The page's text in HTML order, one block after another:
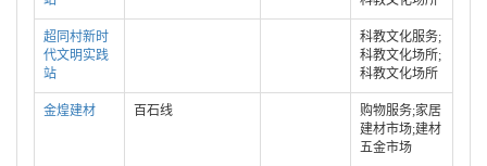
超同村新时
代文明实践
站
科教文化服务;
科教文化场所;
科教文化场所
金煌建材 百石线
购物服务;家居
建材市场;建材
五金市场